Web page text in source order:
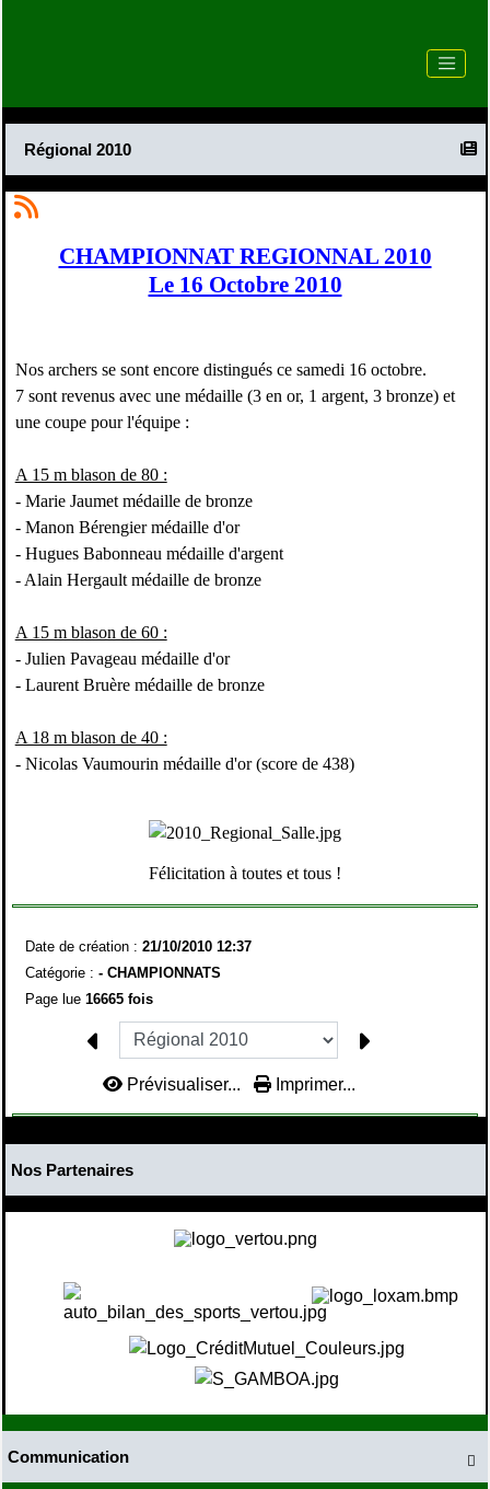

Communication
Régional 2010
CHAMPIONNAT REGIONNAL 2010
Le 16 Octobre 2010
Nos archers se sont encore distingués ce samedi 16 octobre.
7 sont revenus avec une médaille (3 en or, 1 argent, 3 bronze) et
une coupe pour l'équipe :
A 15 m blason de 80 :
- Marie Jaumet médaille de bronze
- Manon Bérengier médaille d'or
- Hugues Babonneau médaille d'argent
- Alain Hergault médaille de bronze
A 15 m blason de 60 :
- Julien Pavageau médaille d'or
- Laurent Bruère médaille de bronze
A 18 m blason de 40 :
- Nicolas Vaumourin médaille d'or (score de 438)
Félicitation à toutes et tous !
Date de création : 21/10/2010 12:37
Catégorie : - CHAMPIONNATS
Page lue 16665 fois
Prévisualiser... Imprimer...
Nos Partenaires